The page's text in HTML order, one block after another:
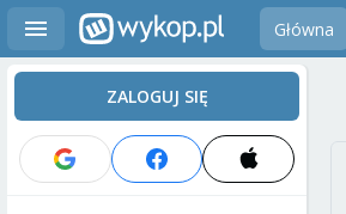
Główna
ZALOGUJ SIĘ